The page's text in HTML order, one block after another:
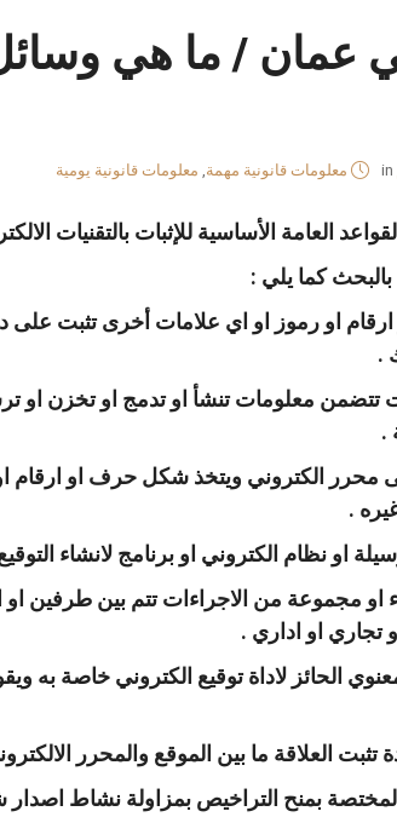
/ ما هي وسائل
in معلومات قانونية مهمة, معلومات قانونية يومية
العامة الأساسية للإثبات بالتقنيات
كما يلي :
ارقام او رموز او اي علامات أخرى تثبت على
.
تتضمن معلومات تنشأ او تدمج او تخزن او
.
محرر الكتروني ويتخذ شكل حرف او ارقام
.
او نظام الكتروني او برنامج لانشاء
او مجموعة من الاجراءات تتم بين طرفين او
تجاري او اداري .
الحائز لاداة توقيع الكتروني خاصة به
تثبت العلاقة ما بين الموقع والمحرر
بمنح التراخيص بمزاولة نشاط اصدار